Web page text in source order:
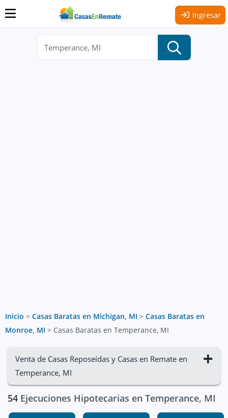
Ingresar
Inicio > Casas Baratas en Michigan, MI > Casas Baratas en
Monroe, MI > Casas Baratas en Temperance, MI
Venta de Casas Reposeídas y Casas en Remate en
Temperance, MI
54 Ejecuciones Hipotecarias en Temperance, MI